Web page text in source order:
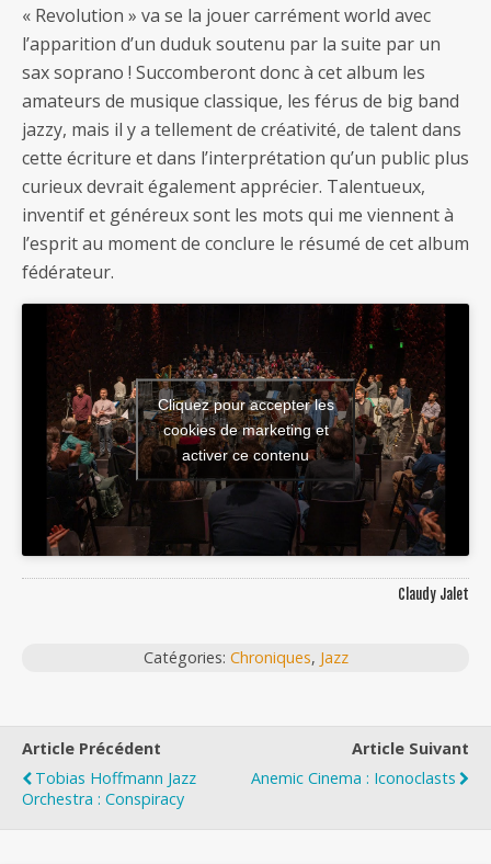
« Revolution » va se la jouer carrément world avec
l’apparition d’un duduk soutenu par la suite par un
sax soprano ! Succomberont donc à cet album les
amateurs de musique classique, les férus de big band
jazzy, mais il y a tellement de créativité, de talent dans
cette écriture et dans l’interprétation qu’un public plus
curieux devrait également apprécier. Talentueux,
inventif et généreux sont les mots qui me viennent à
l’esprit au moment de conclure le résumé de cet album
fédérateur.
Cliquez pour accepter les
cookies de marketing et
activer ce contenu
Claudy Jalet
Catégories: Chroniques, Jazz
Article Précédent
Tobias Hoffmann Jazz
Orchestra : Conspiracy
Article Suivant
Anemic Cinema : Iconoclasts